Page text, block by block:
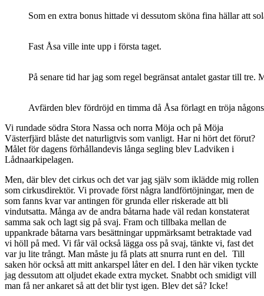
Som en extra bonus hittade vi dessutom sköna fina hällar att
Fast Åsa ville inte upp i första taget.
På senare tid har jag som regel begränsat antalet gastar till
Avfärden blev fördröjd en timma då Åsa förlagt en tröja
Vi rundade södra Stora Nassa och norra Möja och på Möja
Västerfjärd blåste det naturligtvis som vanligt. Har ni hört det förut?
Målet för dagens förhållandevis långa segling blev Ladviken i
Lådnaarkipelagen.
Men, där blev det cirkus och det var jag själv som iklädde mig rollen
som cirkusdirektör. Vi provade först några landförtöjningar, men de
som fanns kvar var antingen för grunda eller riskerade att bli
vindutsatta. Många av de andra båtarna hade väl redan konstaterat
samma sak och lagt sig på svaj. Fram och tillbaka mellan de
uppankrade båtarna vars besättningar uppmärksamt betraktade vad
vi höll på med. Vi får väl också lägga oss på svaj, tänkte vi, fast det
var ju lite trångt. Man måste ju få plats att snurra runt en del. Till
saken hör också att mitt ankarspel låter en del. I den här viken tyckte
jag dessutom att oljudet ekade extra mycket. Snabbt och smidigt vill
man få ner ankaret så att det blir tyst igen. Blev det så? Icke!